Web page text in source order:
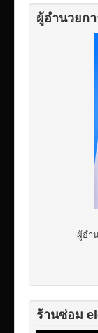
ผู้อำนวยก
ผู้อำ
ร้านซ่อม